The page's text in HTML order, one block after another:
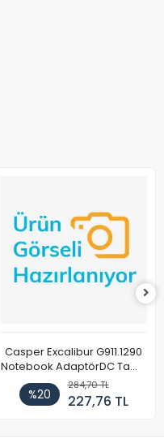
Casper Excalibur G911.1290
Notebook AdaptörDC Tamir
Kablosu
%20
284,70 TL
227,76 TL